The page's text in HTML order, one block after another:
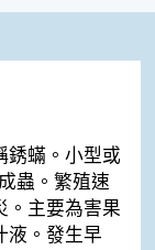
銹蟎。小型或
蟲。繁殖速
。主要為害果
液。發生早